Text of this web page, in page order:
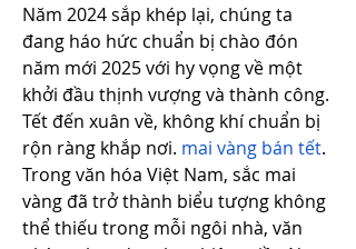
Năm 2024 sắp khép lại, chúng ta
đang háo hức chuẩn bị chào đón
năm mới 2025 với hy vọng về một
khởi đầu thịnh vượng và thành công.
Tết đến xuân về, không khí chuẩn bị
rộn ràng khắp nơi. mai vàng bán tết.
Trong văn hóa Việt Nam, sắc mai
vàng đã trở thành biểu tượng không
thể thiếu trong mỗi ngôi nhà, văn